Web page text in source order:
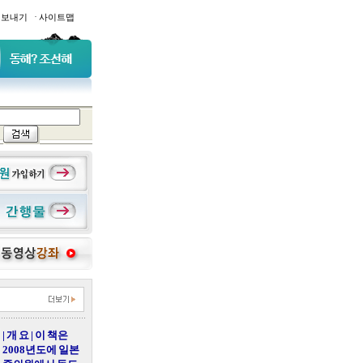
내기 · 사이트맵
| 개 요 | 이 책은
2008년도에 일본